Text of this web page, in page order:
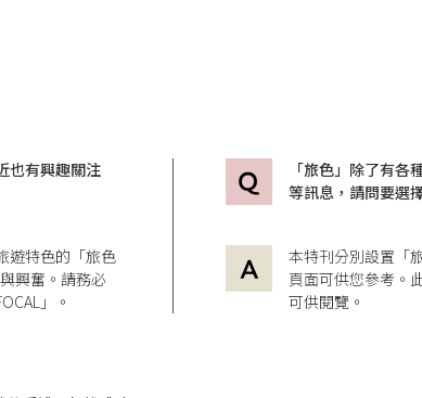
也有興趣關注
遊特色的「旅色
興奮。請務必
」。
「旅色」除了有
等訊息，請問要選
本特刊分別設置「
頁面可供您參考。
可供閱覽。